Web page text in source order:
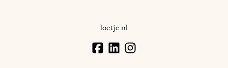
loetje.nl